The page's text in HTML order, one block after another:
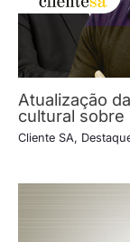
Atualização
cultural sobre
Cliente SA,